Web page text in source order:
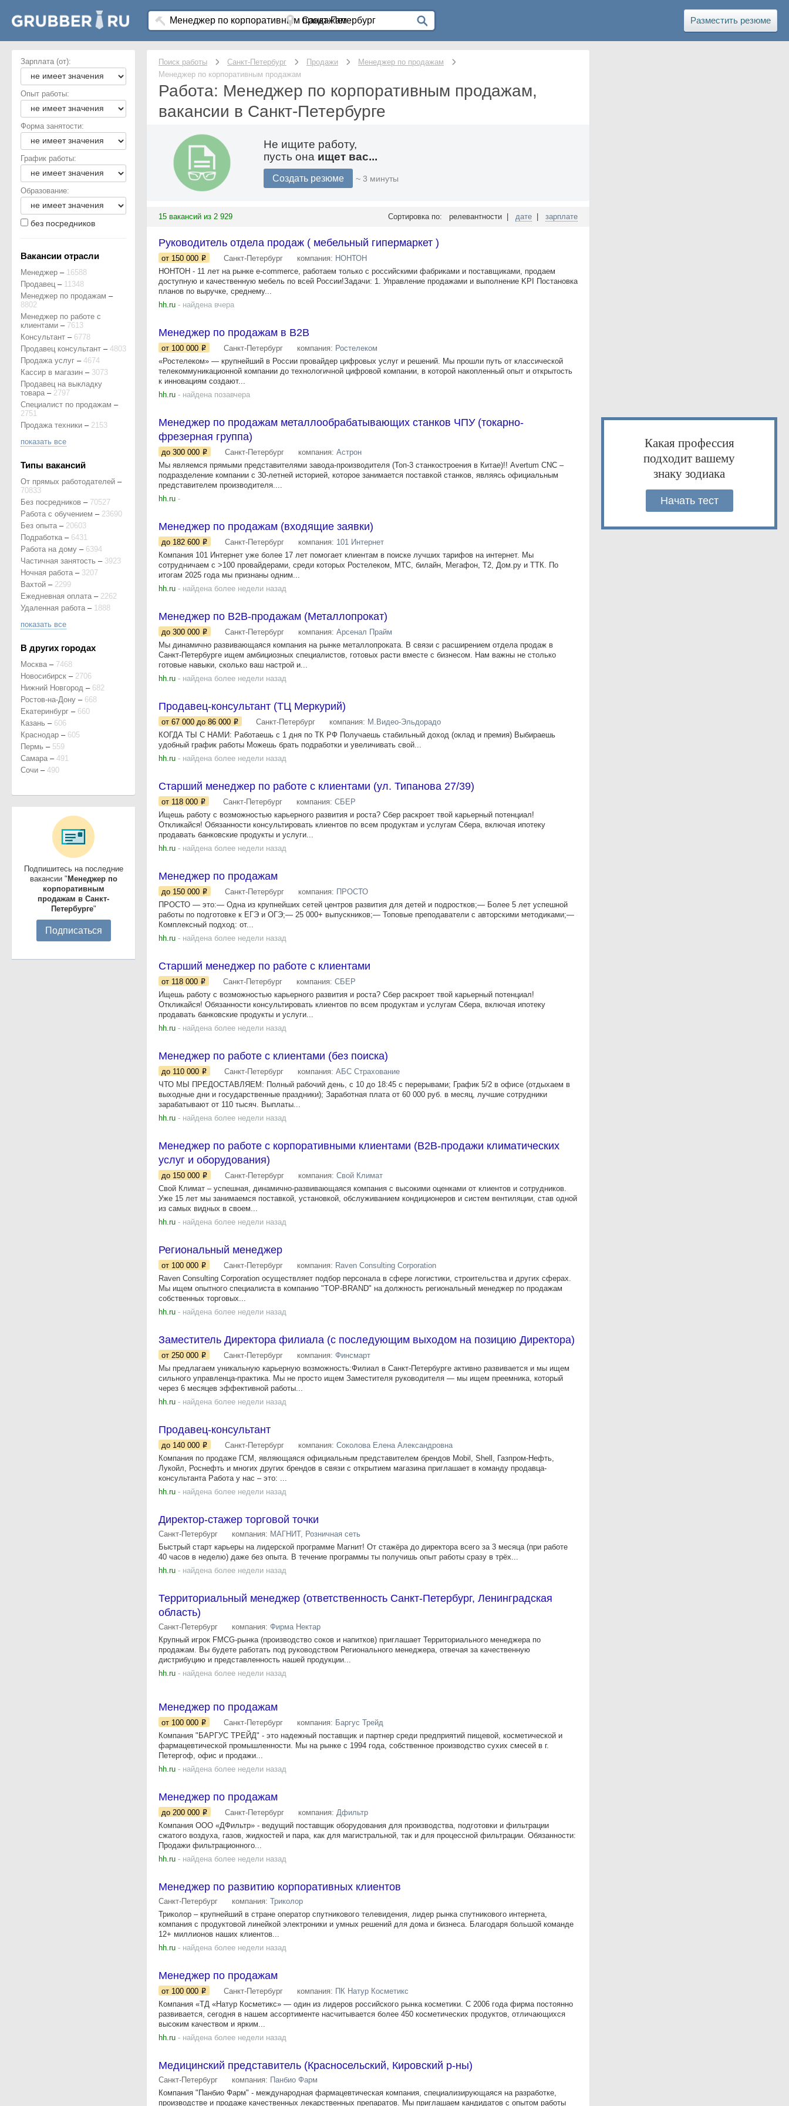
Разместить резюме
Поиск работы Санкт-Петербург Продажи
Менеджер по продажам
Менеджер по корпоративным продажам
Работа: Менеджер по корпоративным продажам,
вакансии в Санкт-Петербурге
Не ищите работу,
пусть она ищет вас...
Создать резюме ~ 3 минуты
15 вакансий из 2 929 Сортировка по: релевантности | дате зарплате
Руководитель отдела продаж ( мебельный гипермаркет )
от 150 000 Санкт-Петербург компания: НОНТОН
НОНТОН - 11 лет на рынке e-commerce, работаем только с российскими фабриками и поставщиками, продаем
доступную и качественную мебель по всей России!Задачи: 1. Управление продажами и выполнение KPI Постановка
планов по выручке, среднему...
hh.ru - найдена вчера
Менеджер по продажам в В2В
от 100 000 Санкт-Петербург компания: Ростелеком
«Ростелеком» — крупнейший в России провайдер цифровых услуг и решений. Мы прошли путь от классической
телекоммуникационной компании до технологичной цифровой компании, в которой накопленный опыт и открытость
к инновациям создают...
hh.ru - найдена позавчера
Менеджер по продажам металлообрабатывающих станков ЧПУ (токарно-
фрезерная группа)
до 300 000 Санкт-Петербург компания: Астрон
Мы являемся прямыми представителями завода-производителя (Топ-3 станкостроения в Китае)!! Avertum CNC –
подразделение компании с 30-летней историей, которое занимается поставкой станков, являясь официальным
представителем производителя....
hh.ru -
Менеджер по продажам (входящие заявки)
до 182 600 Санкт-Петербург компания: 101 Интернет
Компания 101 Интернет уже более 17 лет помогает клиентам в поиске лучших тарифов на интернет. Мы
сотрудничаем с >100 провайдерами, среди которых Ростелеком, МТС, билайн, Мегафон, Т2, Дом.ру и ТТК. По
итогам 2025 года мы признаны одним...
hh.ru - найдена более недели назад
Менеджер по B2B-продажам (Металлопрокат)
до 300 000 Санкт-Петербург компания: Арсенал Прайм
Мы динамично развивающаяся компания на рынке металлопроката. В связи с расширением отдела продаж в
Санкт-Петербурге ищем амбициозных специалистов, готовых расти вместе с бизнесом. Нам важны не столько
готовые навыки, сколько ваш настрой и...
hh.ru - найдена более недели назад
Продавец-консультант (ТЦ Меркурий)
от 67 000 до 86 000 Санкт-Петербург компания: М.Видео-Эльдорадо
КОГДА ТЫ С НАМИ: Работаешь с 1 дня по ТК РФ Получаешь стабильный доход (оклад и премия) Выбираешь
удобный график работы Можешь брать подработки и увеличивать свой...
hh.ru - найдена более недели назад
Старший менеджер по работе с клиентами (ул. Типанова 27/39)
от 118 000 Санкт-Петербург компания: СБЕР
Ищешь работу с возможностью карьерного развития и роста? Сбер раскроет твой карьерный потенциал!
Откликайся! Обязанности консультировать клиентов по всем продуктам и услугам Сбера, включая ипотеку
продавать банковские продукты и услуги...
hh.ru - найдена более недели назад
Менеджер по продажам
до 150 000 Санкт-Петербург компания: ПРОСТО
ПРОСТО — это:— Одна из крупнейших сетей центров развития для детей и подростков;— Более 5 лет успешной
работы по подготовке к ЕГЭ и ОГЭ;— 25 000+ выпускников;— Топовые преподаватели с авторскими методиками;—
Комплексный подход: от...
hh.ru - найдена более недели назад
Старший менеджер по работе с клиентами
от 118 000 Санкт-Петербург компания: СБЕР
Ищешь работу с возможностью карьерного развития и роста? Сбер раскроет твой карьерный потенциал!
Откликайся! Обязанности консультировать клиентов по всем продуктам и услугам Сбера, включая ипотеку
продавать банковские продукты и услуги...
hh.ru - найдена более недели назад
Менеджер по работе с клиентами (без поиска)
до 110 000 Санкт-Петербург компания: АБС Страхование
ЧТО МЫ ПРЕДОСТАВЛЯЕМ: Полный рабочий день, с 10 до 18:45 с перерывами; График 5/2 в офисе (отдыхаем в
выходные дни и государственные праздники); Заработная плата от 60 000 руб. в месяц, лучшие сотрудники
зарабатывают от 110 тысяч. Выплаты...
hh.ru - найдена более недели назад
Менеджер по работе с корпоративными клиентами (B2B-продажи климатических
услуг и оборудования)
до 150 000 Санкт-Петербург компания: Свой Климат
Свой Климат – успешная, динамично-развивающаяся компания с высокими оценками от клиентов и сотрудников.
Уже 15 лет мы занимаемся поставкой, установкой, обслуживанием кондиционеров и систем вентиляции, став одной
из самых видных в своем...
hh.ru - найдена более недели назад
Региональный менеджер
от 100 000 Санкт-Петербург компания: Raven Consulting Corporation
Raven Consulting Corporation осуществляет подбор персонала в сфере логистики, строительства и других сферах.
Мы ищем опытного специалиста в компанию "TOP-BRAND" на должность региональный менеджер по продажам
собственных торговых...
hh.ru - найдена более недели назад
Заместитель Директора филиала (с последующим выходом на позицию Директора)
от 250 000 Санкт-Петербург компания: Финсмарт
Мы предлагаем уникальную карьерную возможность:Филиал в Санкт-Петербурге активно развивается и мы ищем
сильного управленца-практика. Мы не просто ищем Заместителя руководителя — мы ищем преемника, который
через 6 месяцев эффективной работы...
hh.ru - найдена более недели назад
Продавец-консультант
до 140 000 Санкт-Петербург компания: Соколова Елена Александровна
Компания по продаже ГСМ, являющаяся официальным представителем брендов Mobil, Shell, Газпром-Нефть,
Лукойл, Роснефть и многих других брендов в связи с открытием магазина приглашает в команду продавца-
консультанта Работа у нас – это: ...
hh.ru - найдена более недели назад
Директор-стажер торговой точки
Санкт-Петербург компания: МАГНИТ, Розничная сеть
Быстрый старт карьеры на лидерской программе Магнит! От стажёра до директора всего за 3 месяца (при работе
40 часов в неделю) даже без опыта. В течение программы ты получишь опыт работы сразу в трёх...
hh.ru - найдена более недели назад
Территориальный менеджер (ответственность Санкт-Петербург, Ленинградская
область)
Санкт-Петербург компания: Фирма Нектар
Крупный игрок FMCG-рынка (производство соков и напитков) приглашает Территориального менеджера по
продажам. Вы будете работать под руководством Регионального менеджера, отвечая за качественную
дистрибуцию и представленность нашей продукции...
hh.ru - найдена более недели назад
Менеджер по продажам
от 100 000 Санкт-Петербург компания: Баргус Трейд
Компания "БАРГУС ТРЕЙД" - это надежный поставщик и партнер среди предприятий пищевой, косметической и
фармацевтической промышленности. Мы на рынке с 1994 года, собственное производство сухих смесей в г.
Петергоф, офис и продажи...
hh.ru - найдена более недели назад
Менеджер по продажам
до 200 000 Санкт-Петербург компания: Дфильтр
Компания ООО «ДФильтр» - ведущий поставщик оборудования для производства, подготовки и фильтрации
сжатого воздуха, газов, жидкостей и пара, как для магистральной, так и для процессной фильтрации. Обязанности:
Продажи фильтрационного...
hh.ru - найдена более недели назад
Менеджер по развитию корпоративных клиентов
Санкт-Петербург компания: Триколор
Триколор – крупнейший в стране оператор спутникового телевидения, лидер рынка спутникового интернета,
компания с продуктовой линейкой электроники и умных решений для дома и бизнеса. Благодаря большой команде
12+ миллионов наших клиентов...
hh.ru - найдена более недели назад
Менеджер по продажам
от 100 000 Санкт-Петербург компания: ПК Натур Косметикс
Компания «ТД «Натур Косметикс» — один из лидеров российского рынка косметики. С 2006 года фирма постоянно
развивается, сегодня в нашем ассортименте насчитывается более 450 косметических продуктов, отличающихся
высоким качеством и ярким...
hh.ru - найдена более недели назад
Медицинский представитель (Красносельский, Кировский р-ны)
Санкт-Петербург компания: Панбио Фарм
Компания "Панбио Фарм" - международная фармацевтическая компания, специализирующаяся на разработке,
производстве и продаже качественных лекарственных препаратов. Мы приглашаем кандидатов с опытом работы
Зарплата (от):
Опыт работы:
Форма занятости:
График работы:
Образование:
без посредников
Вакансии отрасли
Менеджер – 16588
Продавец – 11348
Менеджер по продажам –
8802
Менеджер по работе с
клиентами – 7613
Консультант – 6778
Продавец консультант – 4803
Продажа услуг – 4674
Кассир в магазин – 3073
Продавец на выкладку
товара – 2797
Специалист по продажам –
2751
Продажа техники – 2153
показать все
Типы вакансий
От прямых работодателей –
70833
Без посредников – 70527
Работа с обучением – 23690
Без опыта – 20603
Подработка – 6431
Работа на дому – 6394
Частичная занятость – 3923
Ночная работа – 3207
Вахтой – 2299
Ежедневная оплата – 2262
Удаленная работа – 1888
показать все
В других городах
Москва – 7468
Новосибирск – 2706
Нижний Новгород – 682
Ростов-на-Дону – 668
Екатеринбург – 660
Казань – 606
Краснодар – 605
Пермь – 559
Самара – 491
Сочи – 490
Подпишитесь на последние
вакансии " Менеджер по
корпоративным
продажам в Санкт-
Петербурге"
Подписаться
Какая профессия
подходит вашему
знаку зодиака
Начать тест